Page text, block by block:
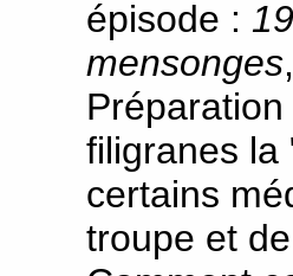
épisode :
mensonges
filigranes la
certains
troupe et